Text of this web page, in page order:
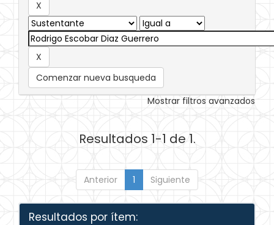
Comenzar nueva busqueda
Mostrar filtros avanzados
Resultados 1-1 de 1.
Anterior 1 Siguiente
Resultados por ítem: